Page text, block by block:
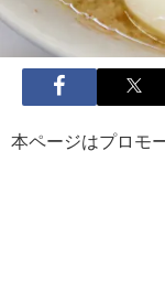
本ページはプロモ